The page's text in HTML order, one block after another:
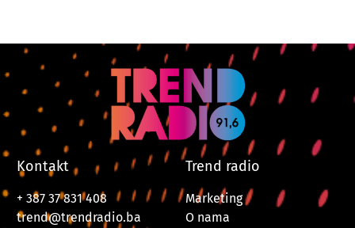
Kontakt
+ 387 37 831 408
trend@trendradio.ba
Trend radio
Marketing
O nama